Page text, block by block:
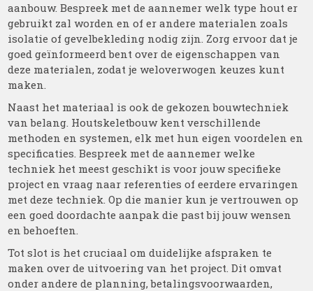
aanbouw. Bespreek met de aannemer welk type hout er
gebruikt zal worden en of er andere materialen zoals
isolatie of gevelbekleding nodig zijn. Zorg ervoor dat je
goed geïnformeerd bent over de eigenschappen van
deze materialen, zodat je weloverwogen keuzes kunt
maken.
Naast het materiaal is ook de gekozen bouwtechniek
van belang. Houtskeletbouw kent verschillende
methoden en systemen, elk met hun eigen voordelen en
specificaties. Bespreek met de aannemer welke
techniek het meest geschikt is voor jouw specifieke
project en vraag naar referenties of eerdere ervaringen
met deze techniek. Op die manier kun je vertrouwen op
een goed doordachte aanpak die past bij jouw wensen
en behoeften.
Tot slot is het cruciaal om duidelijke afspraken te
maken over de uitvoering van het project. Dit omvat
onder andere de planning, betalingsvoorwaarden,